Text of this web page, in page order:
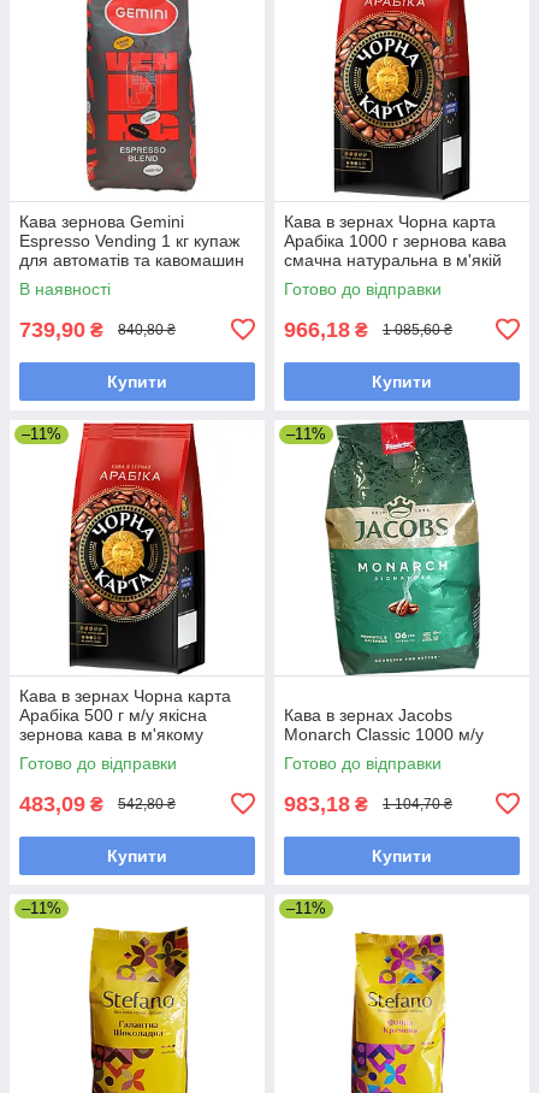
Кава зернова Gemini
Espresso Vending 1 кг купаж
для автоматів та кавомашин
В наявності
739,90 ₴ 840,80 ₴
Купити
Кава в зернах Чорна карта
Арабіка 1000 г зернова кава
смачна натуральна в м'якій
упаковці
Готово до відправки
966,18 ₴ 1 085,60 ₴
Купити
–11%
Кава в зернах Чорна карта
Арабіка 500 г м/у якісна
зернова кава в м'якому
пакованні
Готово до відправки
483,09 ₴ 542,80 ₴
Купити
–11%
Кава в зернах Jacobs
Monarch Classic 1000 м/у
Готово до відправки
983,18 ₴ 1 104,70 ₴
Купити
–11% –11%